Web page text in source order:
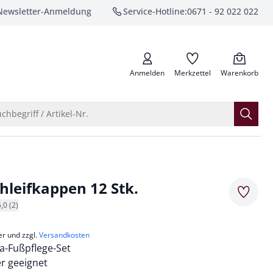
Anmeldung Service-Hotline:0671 - 92 022 022
anrufen
Anmelden Merkzettel Warenkorb
/ Artikel-Nr.
12 Stk.
(2)
und zzgl.Versandkosten
Fußpflege-Set
geeignet